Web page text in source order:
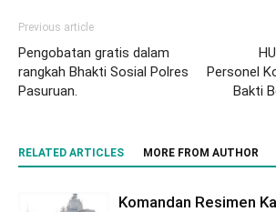
Previous article
Pengobatan gratis dalam
rangkah Bhakti Sosial Polres
Pasuruan.
Personel
Bakti
RELATED ARTICLES MORE FROM AUTHOR
Komandan Resimen